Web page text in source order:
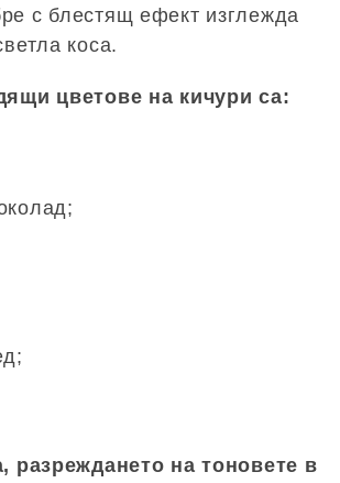
с блестящ ефект изглежда
коса.
цветове на кичури са:
разреждането на тоновете в